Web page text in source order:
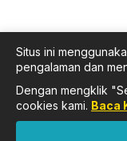
Situs ini
pengalaman dan
Dengan mengklik
cookies kami. Baca